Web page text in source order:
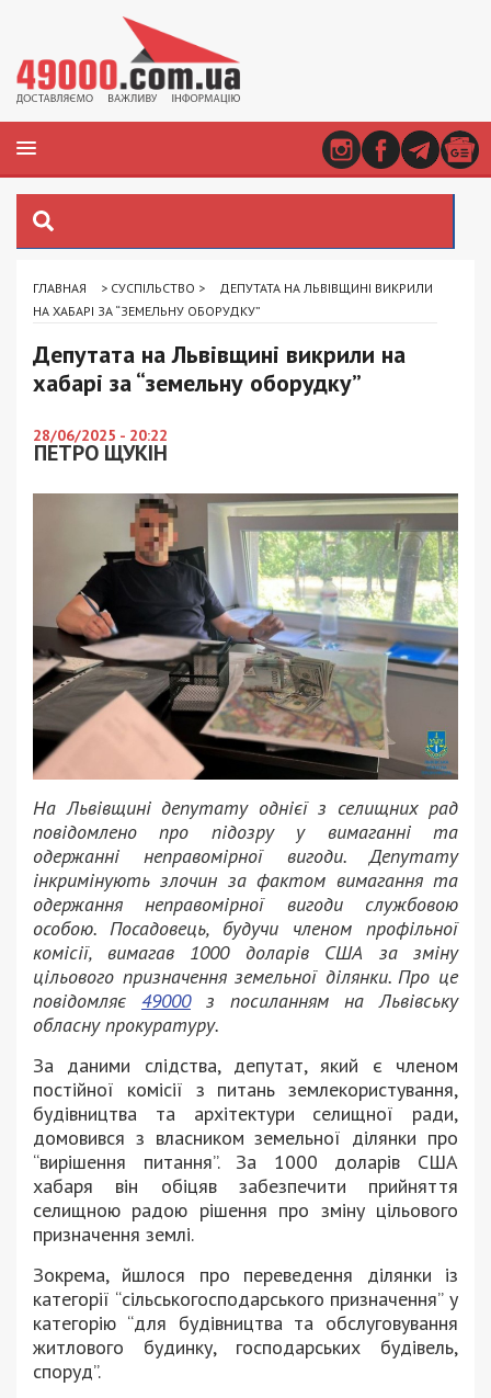
ГЛАВНАЯ > СУСПІЛЬСТВО >
ДЕПУТАТА НА ЛЬВІВЩИНІ ВИКРИЛИ
НА ХАБАРІ ЗА “ЗЕМЕЛЬНУ ОБОРУДКУ”
Депутата на Львівщині викрили на
хабарі за “земельну оборудку”
28/06/2025 - 20:22
ПЕТРО ЩУКІН
На Львівщині депутату однієї з селищних рад
повідомлено про підозру у вимаганні та
одержанні неправомірної вигоди. Депутату
інкримінують злочин за фактом вимагання та
одержання неправомірної вигоди службовою
особою. Посадовець, будучи членом профільної
комісії, вимагав 1000 доларів США за зміну
цільового призначення земельної ділянки. Про це
повідомляє 49000з посиланням на Львівську
обласну прокуратуру.
За даними слідства, депутат, який є членом
постійної комісії з питань землекористування,
будівництва та архітектури селищної ради,
домовився з власником земельної ділянки про
“вирішення питання”. За 1000 доларів США
хабаря він обіцяв забезпечити прийняття
селищною радою рішення про зміну цільового
призначення землі.
Зокрема, йшлося про переведення ділянки із
категорії “сільськогосподарського призначення” у
категорію “для будівництва та обслуговування
житлового будинку, господарських будівель,
споруд”.